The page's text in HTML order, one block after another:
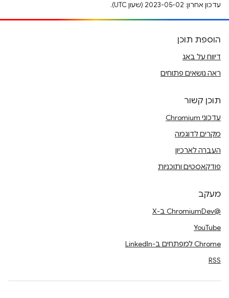
עדכון אחרון: 2023-05-02 (שעון UTC).
הוספת תוכן
דיווח על באג
ראה נושאים פתוחים
תוכן קשור
עדכוני Chromium
מקרים לדוגמה
העברה לארכיון
פודקאסטים ותוכניות
מעקב
@ChromiumDev ב-X
YouTube
Chrome למפתחים ב-LinkedIn
RSS